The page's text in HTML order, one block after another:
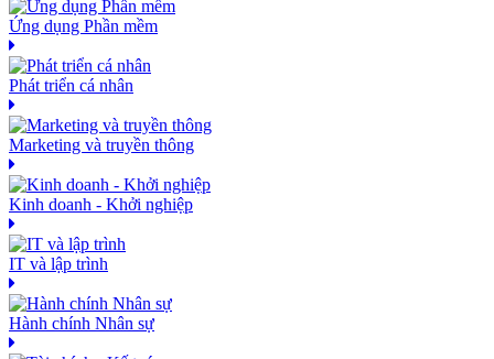
Ứng dụng Phần mềm
Phát triển cá nhân
Marketing và truyền thông
Kinh doanh - Khởi nghiệp
IT và lập trình
Hành chính Nhân sự